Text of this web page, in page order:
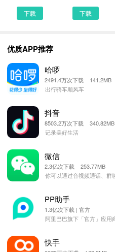
下载 下载
优质APP推荐
哈啰
2491.4万次下载 141.2MB
出行骑车顺风车
抖音
8503.2万次下载 340.82MB
记录美好生活
微信
2.3亿次下载 253.77MB
PP助手
1.3亿次下载 | 官方
快手